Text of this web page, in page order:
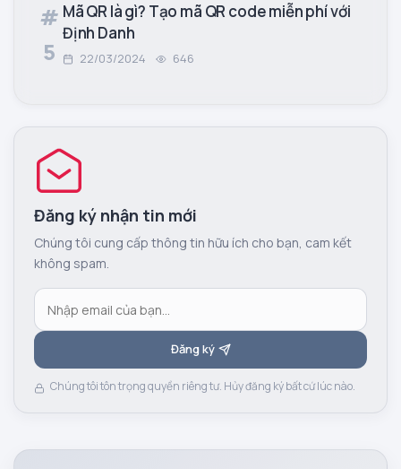
#
5
Mã QR là gì? Tạo mã QR code miễn phí với
Định Danh
22/03/2024 646
Đăng ký nhận tin mới
Chúng tôi cung cấp thông tin hữu ích cho bạn, cam kết
không spam.
Đăng ký
Chúng tôi tôn trọng quyền riêng tư. Hủy đăng ký bất cứ lúc nào.